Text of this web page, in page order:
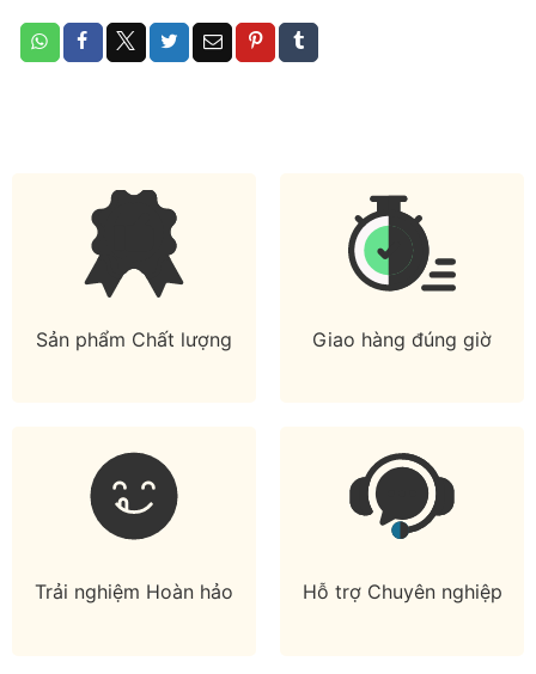
Sản phẩm Chất lượng Giao hàng đúng giờ
Trải nghiệm Hoàn hảo Hỗ trợ Chuyên nghiệp